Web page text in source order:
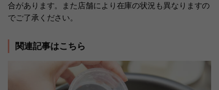
合があります。また店舗により在庫の状況も異なりますの
でご了承ください。
関連記事はこちら